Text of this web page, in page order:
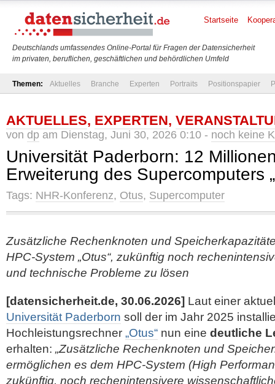
Deutschlands umfassendes Online-Portal für Fragen der Datensicherheit
im privaten, beruflichen, geschäftlichen und behördlichen Umfeld
Startseite
Themen: Aktuelles Branche Experten Portraits Positionspapier
AKTUELLES, EXPERTEN,
von dp am Dienstag, Juni 30, 2026 0:10 - noch keine
Universität Paderborn: 12
Erweiterung des Supercomputers
Tags: NHR-Konferenz, Otus, Supercomputer
Zusätzliche Rechenknoten und
HPC-System „Otus“, zukünftig noch
und technische Probleme zu lösen
[datensicherheit.de, 30.06.2026] Laut einer
Universität Paderborn soll der im Jahr 2025
Hochleistungsrechner „Otus“ nun eine deutliche
erhalten: „Zusätzliche Rechenknoten und
ermöglichen es dem HPC-System (High
zukünftig, noch rechenintensivere